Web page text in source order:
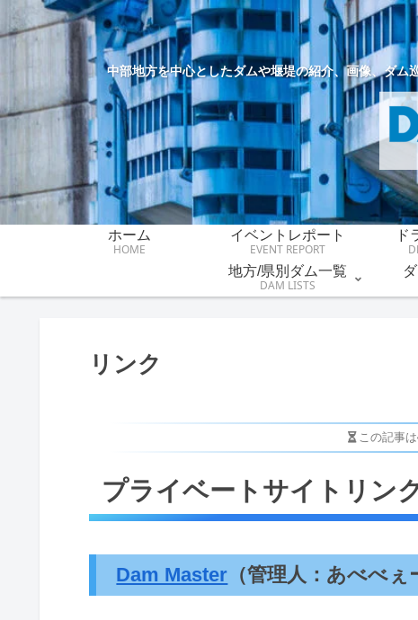
中部地方を中心としたダムや堰堤の紹介、画像、ダム
ホーム
HOME
イベントレポート
EVENT REPORT
ド
地方/県別ダム一覧
DAM LISTS
リンク
この記事は
プライベートサイトリン
Dam Master （管理人：あべべぇ